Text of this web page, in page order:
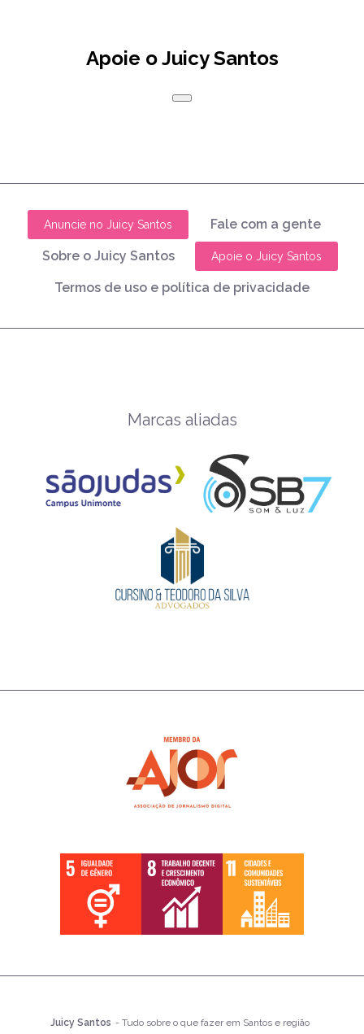
Apoie o Juicy Santos
Anuncie no Juicy Santos Fale com a gente
Sobre o Juicy Santos Apoie o Juicy Santos
Termos de uso e política de privacidade
Marcas aliadas
Juicy Santos - Tudo sobre o que fazer em Santos e região